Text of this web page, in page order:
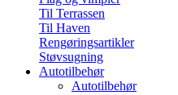
Til Terrassen
Til Haven
Rengøringsartikler
Støvsugning
Autotilbehør
Autotilbehør